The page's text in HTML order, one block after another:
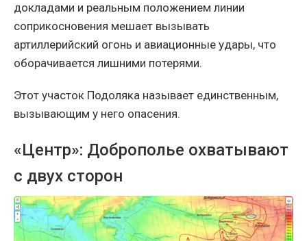
докладами и реальным положением линии
соприкосновения мешает вызывать
артиллерийский огонь и авиационные удары, что
оборачивается лишними потерями.
Этот участок Подоляка называет единственным,
вызывающим у него опасения.
«Центр»: Доброполье охватывают
с двух сторон